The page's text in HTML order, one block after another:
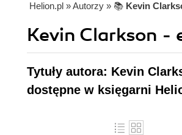
Helion.pl » Autorzy » 📚 Kevin
Kevin Clarkson -
Tytuły autora: Kevin
dostępne w księgarni